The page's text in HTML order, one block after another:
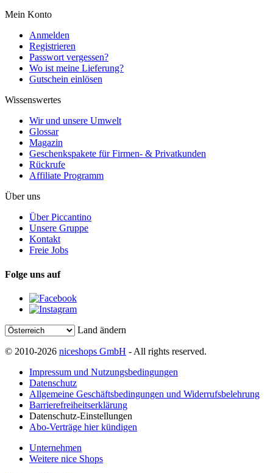
Mein Konto
Anmelden
Registrieren
Passwort vergessen?
Wo ist meine Lieferung?
Gutschein einlösen
Wissenswertes
Wir und unsere Umwelt
Glossar
Magazin
Geschenkspakete für Firmen- & Privatkunden
Rückrufe
Affiliate Programm
Über uns
Über Piccantino
Unsere Gruppe
Kontakt
Freie Jobs
Folge uns auf
Land ändern
© 2010-2026 niceshops GmbH - All rights reserved.
Impressum und Nutzungsbedingungen
Datenschutz
Allgemeine Geschäftsbedingungen und Widerrufsbelehrung
Barrierefreiheitserklärung
Datenschutz-Einstellungen
Abo-Verträge hier kündigen
Unternehmen
Weitere nice Shops